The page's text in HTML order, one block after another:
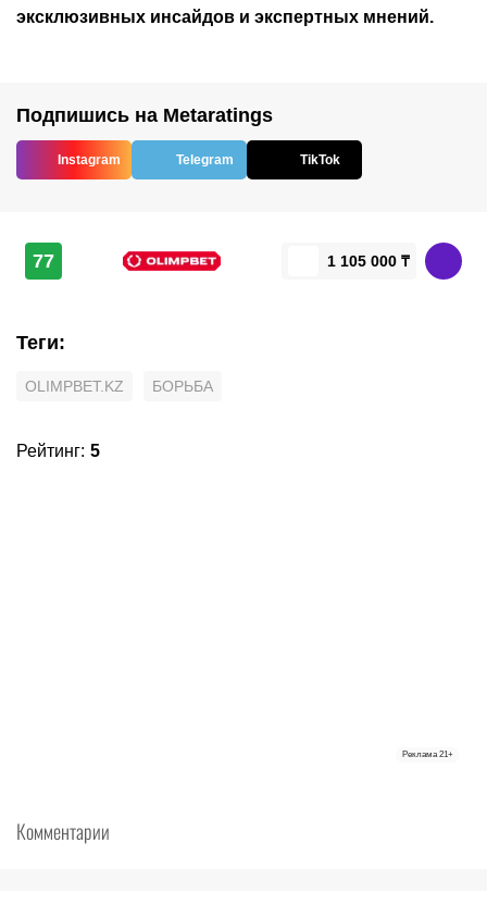
эксклюзивных инсайдов и экспертных мнений.
Подпишись на Metaratings
Instagram Telegram TikTok
77 1 105 000 ₸
Теги:
OLIMPBET.KZ БОРЬБА
Рейтинг: 5
Реклама 21+
Комментарии